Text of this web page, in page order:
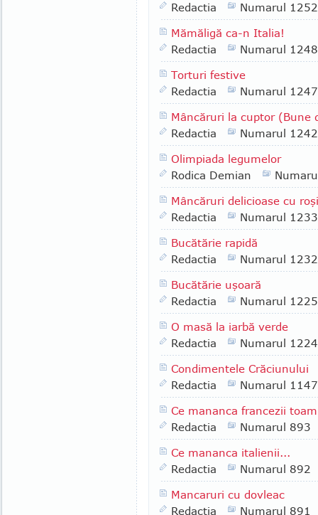
Redactia
Numarul 1252
Mămăligă ca-n Italia!
Redactia
Numarul 1248
Torturi festive
Redactia
Numarul 1247
Mâncăruri la cuptor (Bune
Redactia
Numarul 1242
Olimpiada legumelor
Rodica Demian
Mâncăruri delicioase cu
Redactia
Numarul 1233
Bucătărie rapidă
Redactia
Numarul 1232
Bucătărie uşoară
Redactia
Numarul 1225
O masă la iarbă verde
Redactia
Numarul 1224
Condimentele Crăciunului
Redactia
Numarul 1147
Ce mananca francezii
Redactia
Numarul 893
Ce mananca italienii...
Redactia
Numarul 892
Mancaruri cu dovleac
Redactia
Numarul 891